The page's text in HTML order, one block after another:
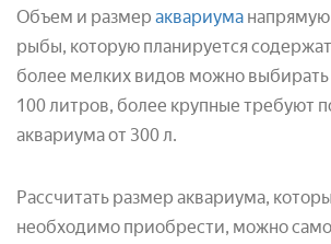
Объем и размер аквариума напрямую
рыбы, которую планируется
более мелких видов можно
100 литров, более крупные требуют
аквариума от 300 л.
Рассчитать размер аквариума,
необходимо приобрести, можно